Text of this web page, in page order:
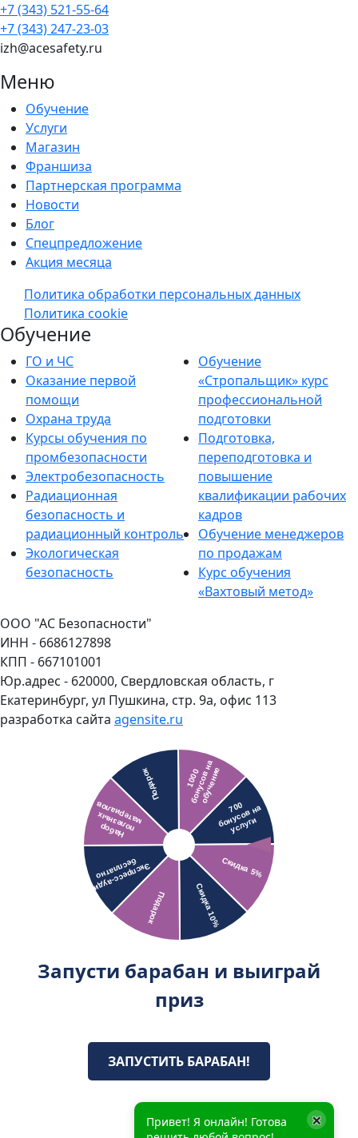
+7 (343) 521-55-64
+7 (343) 247-23-03
izh@acesafety.ru
Меню
Обучение
Услуги
Магазин
Франшиза
Партнерская программа
Новости
Блог
Спецпредложение
Акция месяца
Политика обработки персональных данных
Политика cookie
Обучение
ГО и ЧС
Оказание первой
помощи
Охрана труда
Курсы обучения по
промбезопасности
Электробезопасность
Радиационная
безопасность и
радиационный контроль
Экологическая
безопасность
Обучение
«Стропальщик» курс
профессиональной
подготовки
Подготовка,
переподготовка и
повышение
квалификации рабочих
кадров
Обучение менеджеров
по продажам
Курс обучения
«Вахтовый метод»
ООО "АС Безопасности"
ИНН - 6686127898
КПП - 667101001
Юр.адрес - 620000, Свердловская область, г
Екатеринбург, ул Пушкина, стр. 9а, офис 113
разработка сайта agensite.ru
Запусти барабан и выиграй
приз
ЗАПУСТИТЬ БАРАБАН!
Привет! Я онлайн! Готова
×